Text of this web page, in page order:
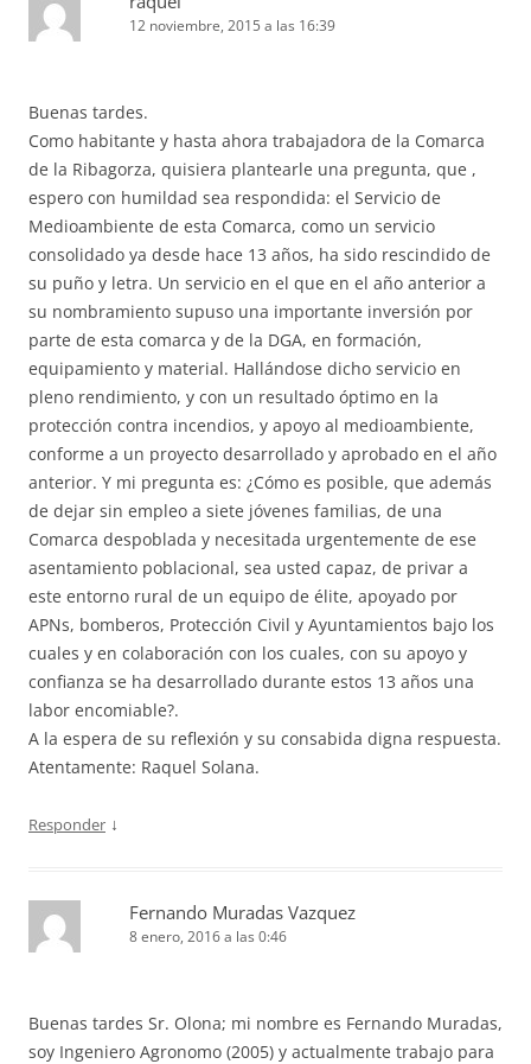
12 noviembre, 2015 a las 16:39
Buenas tardes.
Como habitante y hasta ahora trabajadora de la Comarca
de la Ribagorza, quisiera plantearle una pregunta, que ,
espero con humildad sea respondida: el Servicio de
Medioambiente de esta Comarca, como un servicio
consolidado ya desde hace 13 años, ha sido rescindido de
su puño y letra. Un servicio en el que en el año anterior a
su nombramiento supuso una importante inversión por
parte de esta comarca y de la DGA, en formación,
equipamiento y material. Hallándose dicho servicio en
pleno rendimiento, y con un resultado óptimo en la
protección contra incendios, y apoyo al medioambiente,
conforme a un proyecto desarrollado y aprobado en el año
anterior. Y mi pregunta es: ¿Cómo es posible, que además
de dejar sin empleo a siete jóvenes familias, de una
Comarca despoblada y necesitada urgentemente de ese
asentamiento poblacional, sea usted capaz, de privar a
este entorno rural de un equipo de élite, apoyado por
APNs, bomberos, Protección Civil y Ayuntamientos bajo los
cuales y en colaboración con los cuales, con su apoyo y
confianza se ha desarrollado durante estos 13 años una
labor encomiable?.
A la espera de su reflexión y su consabida digna respuesta.
Atentamente: Raquel Solana.
Responder ↓
Fernando Muradas Vazquez
8 enero, 2016 a las 0:46
Buenas tardes Sr. Olona; mi nombre es Fernando Muradas,
soy Ingeniero Agronomo (2005) y actualmente trabajo para